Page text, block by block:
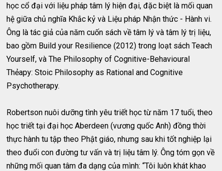
học cổ đại với liệu pháp tâm lý hiện đại, đặc biệt là mối quan
hệ giữa chủ nghĩa Khắc kỷ và Liệu pháp Nhận thức - Hành vi.
Ông là tác giả của năm cuốn sách về tâm lý và tâm lý trị liệu,
bao gồm Build your Resilience (2012) trong loạt sách Teach
Yourself, và The Philosophy of Cognitive-Behavioural
Thẻapy: Stoic Philosophy as Rational and Cognitive
Psychotherapy.
Robertson nuôi dưỡng tình yêu triết học từ năm 17 tuổi, theo
học triết tại đại học Aberdeen (vương quốc Anh) đồng thời
thực hành tu tập theo Phật giáo, nhưng sau khi tốt nghiệp lại
theo đuổi con đường tư vấn và trị liệu tâm lý. Ông tóm gọn về
những mối quan tâm đa dạng của mình: “Tôi luôn khát khao